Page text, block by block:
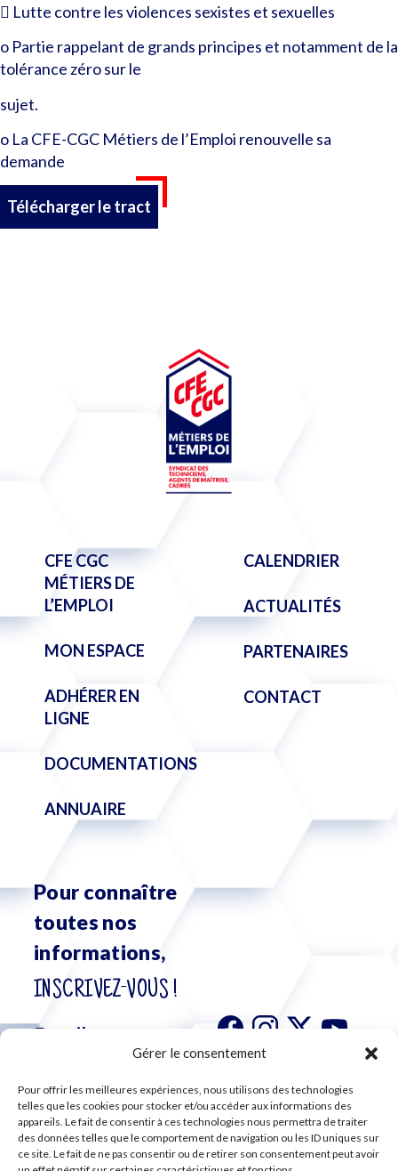
Gérer le consentement
Pour offrir les meilleures expériences, nous utilisons des technologies
telles que les cookies pour stocker et/ou accéder aux informations des
appareils. Le fait de consentir à ces technologies nous permettra de traiter
des données telles que le comportement de navigation ou les ID uniques sur
ce site. Le fait de ne pas consentir ou de retirer son consentement peut avoir
 Lutte contre les violences sexistes et sexuelles
o Partie rappelant de grands principes et notamment de la
tolérance zéro sur le
sujet.
o La CFE-CGC Métiers de l’Emploi renouvelle sa
demande
Télécharger le tract
CFE CGC
MÉTIERS DE
L’EMPLOI
MON ESPACE
ADHÉRER EN
LIGNE
DOCUMENTATIONS
ANNUAIRE
CALENDRIER
ACTUALITÉS
PARTENAIRES
CONTACT
Pour connaître
toutes nos
informations,
INSCRIVEZ-VOUS !
S'abonner à
notre
newsletter